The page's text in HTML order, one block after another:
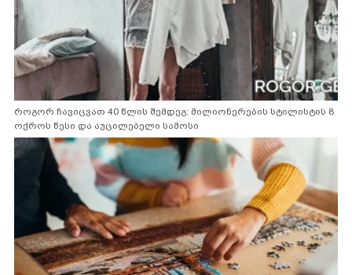
როგორ ჩავიცვათ 40 წლის შემდეგ: მილიონერების სტილისტის 8
ოქროს წესი და აუცილებელი სამოსი